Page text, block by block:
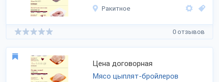
Ракитное
0 отзывов
Цена договорная
Мясо цыплят-бройлеров